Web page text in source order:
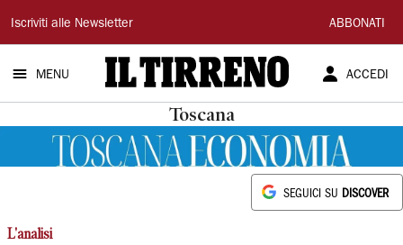
Il
Tirreno
Iscriviti alle Newsletter ABBONATI
MENU ACCEDI
Toscana
SEGUICI SU DISCOVER
L'analisi